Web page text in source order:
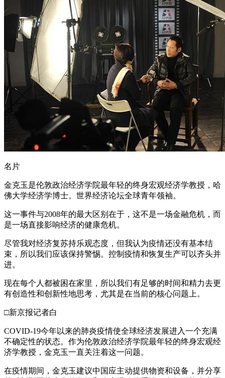
名片
金克玉是伦敦政治经济学院最年轻的终身宏观经济学教授，哈
佛大学经济学博士。世界经济论坛全球青年领袖。
这一事件与2008年的最大区别在于，这不是一场金融危机，而
是一场直接影响经济的健康危机。
尽管我对经济复苏持乐观态度，但我认为疫情还没有基本结
束，所以我们应该保持警惕。控制疫情和恢复生产可以齐头并
进。
现在每个人都被困在家里，所以我们有足够的时间和精力去更
有创造性和创新性地思考，尤其是在当前的核心问题上。
□新京报记者白
COVID-19今年以来的肺炎疫情使全球经济发展进入一个充满
不确定性的状态。作为伦敦政治经济学院最年轻的终身宏观经
济学教授，金克玉一直关注着这一问题。
在疫情期间，金克玉建议中国应主动提供物资和设备，并分享